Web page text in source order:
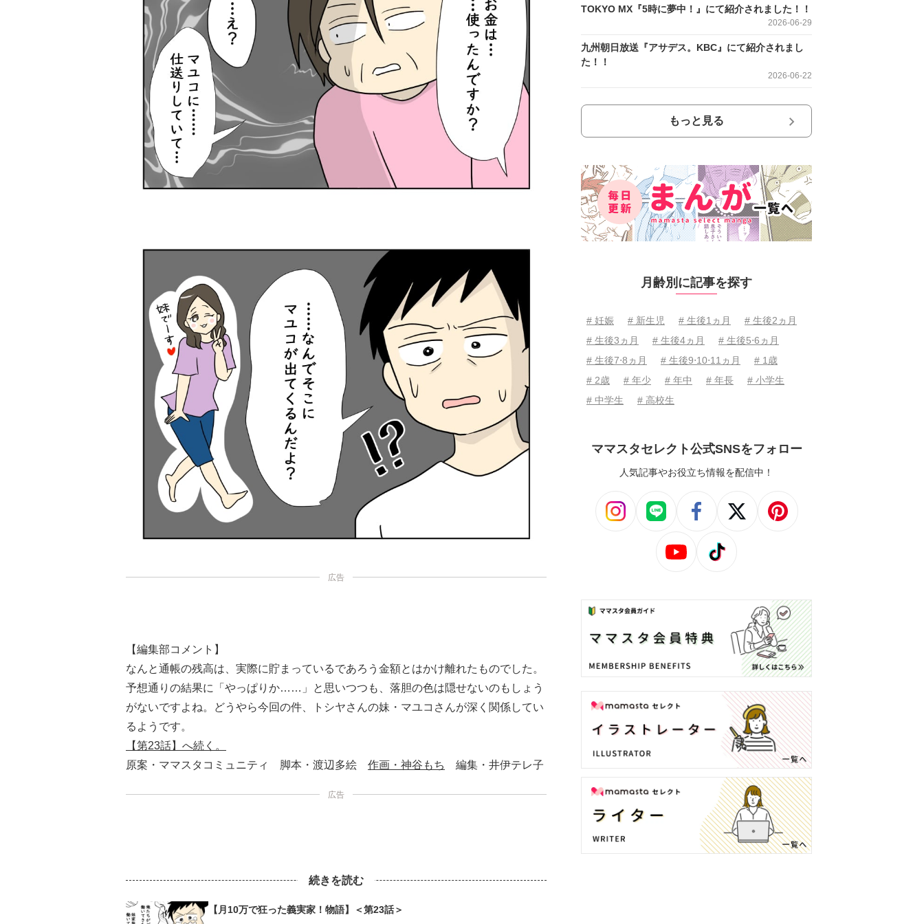
広告
【編集部コメント】
なんと通帳の残高は、実際に貯まっているであろう金額とはかけ離れたものでした。
予想通りの結果に「やっぱりか……」と思いつつも、落胆の色は隠せないのもしょう
がないですよね。どうやら今回の件、トシヤさんの妹・マユコさんが深く関係してい
るようです。
【第23話】へ続く。
原案・ママスタコミュニティ 脚本・渡辺多絵 作画・神谷もち 編集・井伊テレ子
広告
続きを読む
【月10万で狂った義実家！物語】＜第23話＞
TOKYO MX『5時に夢中！』にて紹介されました！！
2026-06-29
九州朝日放送『アサデス。KBC』にて紹介されまし
た！！
2026-06-22
もっと見る
月齢別に記事を探す
# 妊娠 # 新生児 # 生後1ヵ月
# 生後2ヵ月
# 生後3ヵ月
# 生後4ヵ月
# 生後5⋅6ヵ月
# 生後7⋅8ヵ月
# 生後9⋅10⋅11ヵ月
# 1歳
# 2歳
# 年少 # 年中 # 年長
# 小学生
# 中学生
# 高校生
ママスタセレクト公式SNSをフォロー
人気記事やお役立ち情報を配信中！